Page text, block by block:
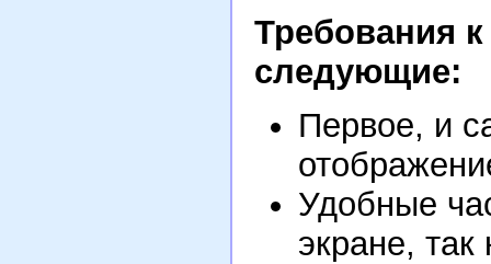
Требования
следующие:
Первое, и
Удобные
экране,